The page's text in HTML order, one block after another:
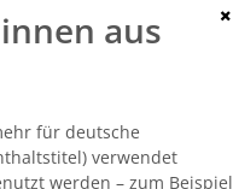
×
aus
für deutsche
verwendet
werden – zum Beispiel